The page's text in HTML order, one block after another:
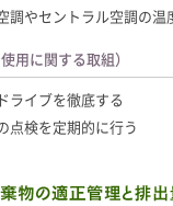
調やセントラル空調の
使用に関する取組）
ライブを徹底する
点検を定期的に行う